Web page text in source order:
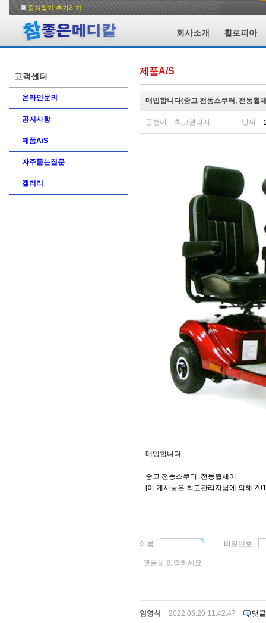
즐겨찾기 추가하기
회사소개 휠로피아
고객센터
온라인문의
공지사항
제품A/S
자주묻는질문
갤러리
제품A/S
매입합니다(중고 전동스쿠터, 전동휠
글쓴이 최고관리자 날짜
매입합니다
중고 전동스쿠터, 전동휠체어
[이 게시물은 최고관리자님에 의해
이름 비밀번호
댓글을 입력하세요.
임영식 2022.06.20 11:42:47
댓